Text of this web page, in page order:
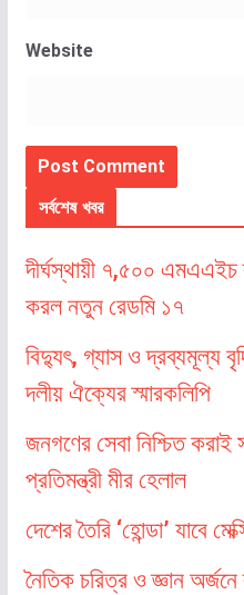
Website
সর্বশেষ খবর
দীর্ঘস্থায়ী ৭,৫০০ এমএএইচ
করল নতুন রেডমি ১৭
বিদ্যুৎ, গ্যাস ও দ্রব্যমূল্য
দলীয় ঐক্যের স্মারকলিপি
জনগণের সেবা নিশ্চিত
প্রতিমন্ত্রী মীর হেলাল
দেশের তৈরি ‘হোন্ডা’ যাবে
নৈতিক চরিত্র ও জ্ঞান